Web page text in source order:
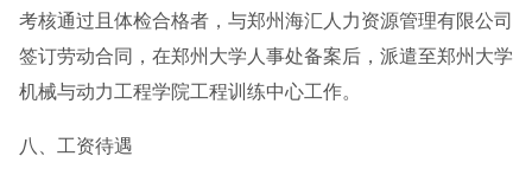
考核通过且体检合格者，与郑州海汇人力资源管理有限公司
签订劳动合同，在郑州大学人事处备案后，派遣至郑州大学
机械与动力工程学院工程训练中心工作。
八、工资待遇